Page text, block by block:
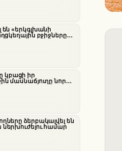
«երկգլխանի
բջիջները
ը կբացի իր
մասնաճյուղը նոր
ձերբակալվել են
համար